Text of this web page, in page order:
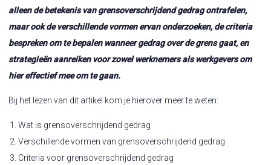
alleen de betekenis van grensoverschrijdend gedrag ontrafelen,
maar ook de verschillende vormen ervan onderzoeken, de criteria
bespreken om te bepalen wanneer gedrag over de grens gaat, en
strategieën aanreiken voor zowel werknemers als werkgevers om
hier effectief mee om te gaan.
Bij het lezen van dit artikel kom je hierover meer te weten:
Wat is grensoverschrijdend gedrag
Verschillende vormen van grensoverschrijdend gedrag
Criteria voor grensoverschrijdend gedrag